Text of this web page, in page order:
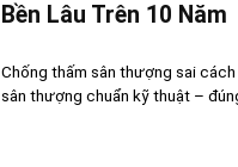
Bền Lâu Trên 10 Năm
Chống thấm sân thượng sai
sân thượng chuẩn kỹ thuật –